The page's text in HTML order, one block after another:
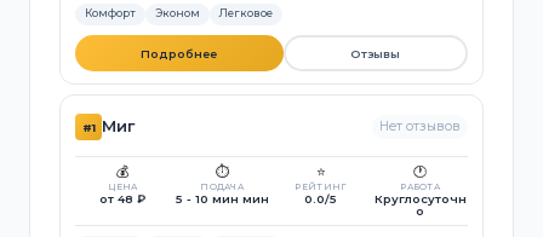
Комфорт Эконом Легковое
Подробнее Отзывы
#1 Миг Нет отзывов
💰
ЦЕНА
от 48 ₽
⏱️
ПОДАЧА
5 - 10 мин мин
⭐
РЕЙТИНГ
0.0/5
🕐
РАБОТА
Круглосуточн
о